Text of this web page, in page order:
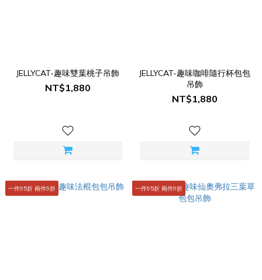
JELLYCAT-趣味雙葉桃子吊飾
NT$1,880
JELLYCAT-趣味咖啡隨行杯包包
吊飾
NT$1,880
一件95折 兩件9折 一件95折 兩件9折